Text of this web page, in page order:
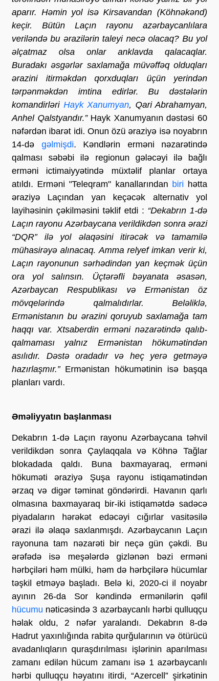
aparır. Həmin yol isə Kirsavandan (Köhnəkənd)
keçir. Bütün Laçın rayonu azərbaycanlılara
veriləndə bu ərazilərin taleyi necə olacaq? Bu yol
əlçatmaz olsa onlar anklavda qalacaqlar.
Buradakı əsgərlər saxlamağa müvəffəq olduqları
ərazini itirməkdən qorxduqları üçün yerindən
tərpənməkdən imtina edirlər. Bu dəstələrin
komandirləri Hayk Xanumyan, Qari Abrahamyan,
Anhel Qalstyandır.” Hayk Xanumyanın dəstəsi 60
nəfərdən ibarət idi. Onun özü əraziyə isə noyabrın
14-də gəlmişdi. Kəndlərin erməni nəzarətində
qalması səbəbi ilə regionun gələcəyi ilə bağlı
erməni ictimaiyyətində müxtəlif planlar ortaya
atıldı. Erməni "Teleqram" kanallarından biri hətta
əraziyə Laçından yan keçəcək alternativ yol
layihəsinin çəkilməsini təklif etdi : “Dekabrın 1-də
Laçın rayonu Azərbaycana verildikdən sonra ərazi
“DQR” ilə yol əlaqəsini itirəcək və tamamilə
mühasirəyə alınacaq. Amma relyef imkan verir ki,
Laçın rayonunun sərhədindən yan keçmək üçün
ora yol salınsın. Üçtərəfli bəyanata əsasən,
Azərbaycan Respublikası və Ermənistan öz
mövqelərində qalmalıdırlar. Beləliklə,
Ermənistanın bu ərazini qoruyub saxlamağa tam
haqqı var. Xtsaberdin erməni nəzarətində qalıb-
qalmaması yalnız Ermənistan hökumətindən
asılıdır. Dəstə oradadır və heç yerə getməyə
hazırlaşmır.”Ermənistan hökumətinin isə başqa
planları vardı.
Əməliyyatın başlanması
Dekabrın 1-də Laçın rayonu Azərbaycana təhvil
verildikdən sonra Çaylaqqala və Köhnə Tağlar
blokadada qaldı. Buna baxmayaraq, erməni
hökuməti əraziyə Şuşa rayonu istiqamətindən
ərzaq və digər təminat göndərirdi. Havanın qarlı
olmasına baxmayaraq bir-iki istiqamətdə sadəcə
piyadaların hərəkət edəcəyi cığırlar vasitəsilə
ərazi ilə əlaqə saxlanmışdı. Azərbaycanın Laçın
rayonuna tam nəzarəti bir neçə gün çəkdi. Bu
ərəfədə isə meşələrdə gizlənən bəzi erməni
hərbçiləri həm mülki, həm də hərbçilərə hücumlar
təşkil etməyə başladı. Belə ki, 2020-ci il noyabr
ayının 26-da Sor kəndində ermənilərin qəfil
hücumu nəticəsində 3 azərbaycanlı hərbi qulluqçu
həlak oldu, 2 nəfər yaralandı. Dekabrın 8-də
Hadrut yaxınlığında rabitə qurğularının və ötürücü
avadanlıqların quraşdırılması işlərinin aparılması
zamanı edilən hücum zamanı isə 1 azərbaycanlı
hərbi qulluqçu həyatını itirdi, “Azercell” şirkətinin